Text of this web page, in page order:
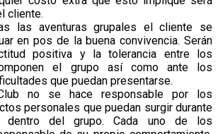
cliente.
las aventuras grupales el cliente se
en pos de la buena convivencia. Serán
positiva y la tolerancia entre los
el grupo así como ante los
que puedan presentarse.
no se hace responsable por los
personales que puedan surgir durante
dentro del grupo. Cada uno de los